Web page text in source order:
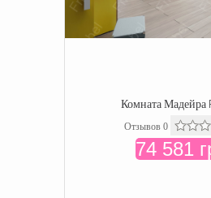
Комната Мадейра
Отзывов 0
74 581